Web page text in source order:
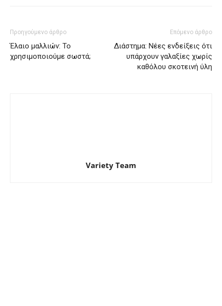
Προηγούμενο άρθρο
Έλαιο μαλλιών: Το
χρησιμοποιούμε σωστά;
Επόμενο άρθρο
Διάστημα: Νέες ενδείξεις ότι
υπάρχουν γαλαξίες χωρίς
καθόλου σκοτεινή ύλη
Variety Team